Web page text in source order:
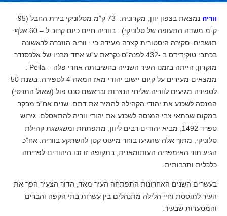
ווריה
נמצאת בצפון יוון, מקדוניה. 73 ק”מ מסלוניקי בירת החבל (95
ק”מ משדה התעופה של סלוניקי) . בווריה חיים כיום קרוב ל – 60 אלף
תושבים. סקירה היסטורית קצרה מעידה כי : ווריה הוזכרה לראשונה
בכתבי טוקידידס ב -432 לפנה”ס נקראת ע”ש אחד מבניו של אלכסנדר
ממצאים מעידים על קיום יישוב יהודי מאז המאה-4 לספירה. בשנת 50
לספירה מגיעים לווריה שליחי הנצרות ובראשם סנט פול (שאול התרסי)
המנסה לשכנע את יהודי הקהילה להמיר את דתם. שנים אח”כ מבקר
במקום שבתאי צבי המנסה לשכנע את יהודי ווריה להתאסלם. גירוש
ספרד 1492, מביא יהודים רבים ליוון, מתפתחת ומשגשגת קהילת
סלוניקי, מתוך אלה שהגיעו בוחר מיעוט קטן להשתקע בווריה. אח”כ
הגיע תור האימפריה העותומאנית, בתקופה זו זכו היהודים לפריחה
כלכלית ותרבותית.
בעשרים השנים האחרונות התפתחה העיר מאד, הדור הצעיר הפך את
העיר לתוססת וחיי הלילה מתנהלים בין עשרות בתי הקפה והברים
והמסעדות שבעיר.